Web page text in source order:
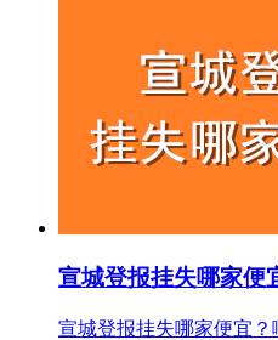
宣城登报挂失哪家便
宣城登报挂失哪家便宜